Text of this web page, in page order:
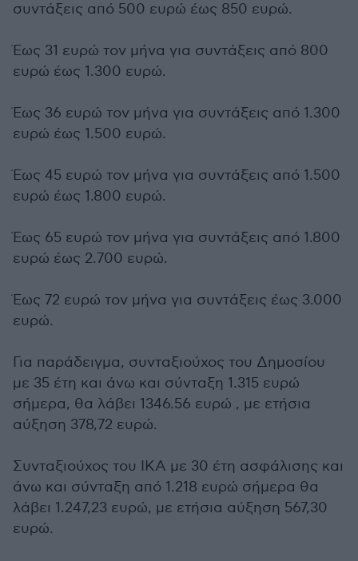
συντάξεις από 500 ευρώ έως 850 ευρώ.
Έως 31 ευρώ τον μήνα για συντάξεις από 800
ευρώ έως 1.300 ευρώ.
Έως 36 ευρώ τον μήνα για συντάξεις από 1.300
ευρώ έως 1.500 ευρώ.
Έως 45 ευρώ τον μήνα για συντάξεις από 1.500
ευρώ έως 1.800 ευρώ.
Έως 65 ευρώ τον μήνα για συντάξεις από 1.800
ευρώ έως 2.700 ευρώ.
Έως 72 ευρώ τον μήνα για συντάξεις έως 3.000
ευρώ.
Για παράδειγμα, συνταξιούχος του Δημοσίου
με 35 έτη και άνω και σύνταξη 1.315 ευρώ
σήμερα, θα λάβει 1346.56 ευρώ , με ετήσια
αύξηση 378,72 ευρώ.
Συνταξιούχος του ΙΚΑ με 30 έτη ασφάλισης και
άνω και σύνταξη από 1.218 ευρώ σήμερα θα
λάβει 1.247,23 ευρώ, με ετήσια αύξηση 567,30
ευρώ.